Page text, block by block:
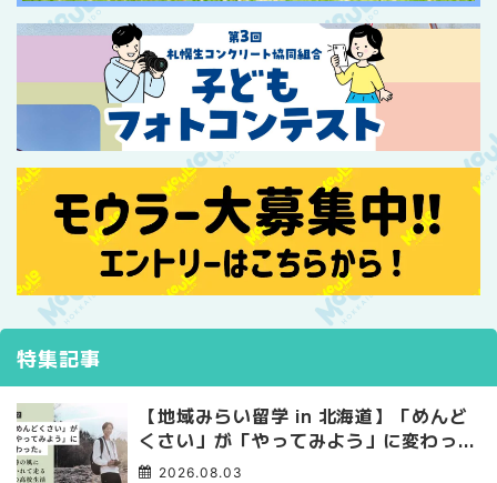
特集記事
【地域みらい留学 in 北海道】「めんど
くさい」が「やってみよう」に変わっ
た。 十勝の風に吹かれて走る、僕の泥
2026.08.03